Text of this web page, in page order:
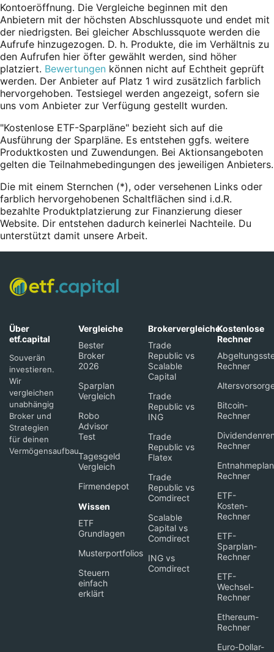
Kontoeröffnung. Die Vergleiche beginnen mit den
Anbietern mit der höchsten Abschlussquote und endet mit
der niedrigsten. Bei gleicher Abschlussquote werden die
Aufrufe hinzugezogen. D. h. Produkte, die im Verhältnis zu
den Aufrufen hier öfter gewählt werden, sind höher
platziert. Bewertungen können nicht auf Echtheit geprüft
werden. Der Anbieter auf Platz 1 wird zusätzlich farblich
hervorgehoben. Testsiegel werden angezeigt, sofern sie
uns vom Anbieter zur Verfügung gestellt wurden.
"Kostenlose ETF-Sparpläne" bezieht sich auf die
Ausführung der Sparpläne. Es entstehen ggfs. weitere
Produktkosten und Zuwendungen. Bei Aktionsangeboten
gelten die Teilnahmebedingungen des jeweiligen Anbieters.
Die mit einem Sternchen (*), oder versehenen Links oder
farblich hervorgehobenen Schaltflächen sind i.d.R.
bezahlte Produktplatzierung zur Finanzierung dieser
Website. Dir entstehen dadurch keinerlei Nachteile. Du
unterstützt damit unsere Arbeit.
Über
etf.capital
Souverän
investieren.
Wir
vergleichen
unabhängig
Broker und
Strategien
für deinen
Vermögensaufbau.
Vergleiche
Bester
Broker
2026
Sparplan
Vergleich
Robo
Advisor
Test
Tagesgeld
Vergleich
Firmendepot
Wissen
ETF
Grundlagen
Musterportfolios
Steuern
einfach
erklärt
Brokervergleiche
Trade
Republic vs
Scalable
Capital
Trade
Republic vs
ING
Trade
Republic vs
Flatex
Trade
Republic vs
Comdirect
Scalable
Capital vs
Comdirect
ING vs
Comdirect
Kostenlose
Rechner
Rechner
Bitcoin-
Rechner
Rechner
Rechner
ETF-
Kosten-
Rechner
ETF-
Sparplan-
Rechner
ETF-
Wechsel-
Rechner
Ethereum-
Rechner
Euro-Dollar-